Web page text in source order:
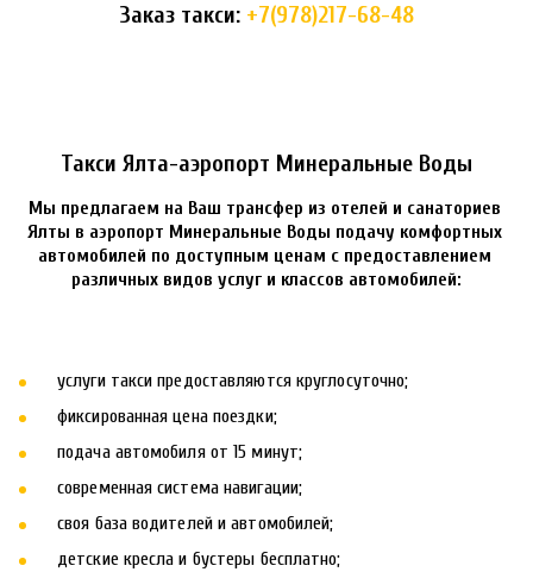
Заказ такси: +7(978)217-68-48
Такси Ялта-аэропорт Минеральные Воды
Мы предлагаем на Ваш трансфер из отелей и санаториев
Ялты в аэропорт Минеральные Воды подачу комфортных
автомобилей по доступным ценам с предоставлением
различных видов услуг и классов автомобилей:
услуги такси предоставляются круглосуточно;
фиксированная цена поездки;
подача автомобиля от 15 минут;
современная система навигации;
своя база водителей и автомобилей;
детские кресла и бустеры бесплатно;